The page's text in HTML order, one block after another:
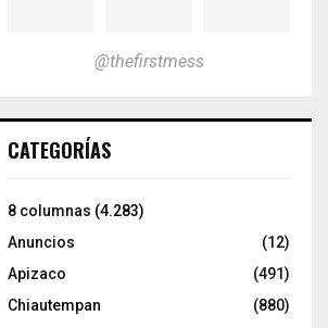
@thefirstmess
CATEGORÍAS
8 columnas (4.283)
Anuncios
(12)
Apizaco
(491)
Chiautempan
(880)